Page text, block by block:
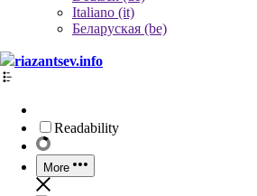
Italiano (it)
Беларуская (be)
riazantsev.info
Readability
More